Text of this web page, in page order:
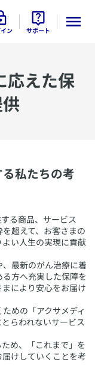
ン サポート
応えた保
私たちの考
る商品、サービス
超えて、お客さまの
い人生の実現に貢献
最新のがん治療に着
方へ充実した保障を
により安心をお届け
めの「アクサメディ
らわれないサービス
め、「これまで」を
けしていくことを考